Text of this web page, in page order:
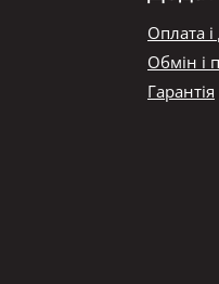
Оплата і
Обмін і
Гарантія